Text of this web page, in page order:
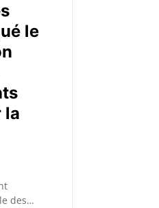
le
la
des…